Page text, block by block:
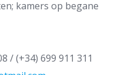
kamers op begane
/ (+34) 699 911 311